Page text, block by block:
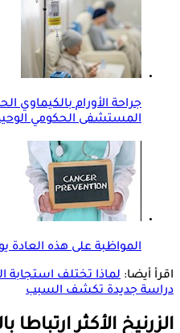
جراحة الأورام بالكيماوي
المستشفى الحكومي
المواظبة على هذه العادة
اقرأ أيضا: لماذا تختلف استجابة
دراسة جديدة تكشف السبب
الزرنيخ الأكثر ارتباطا